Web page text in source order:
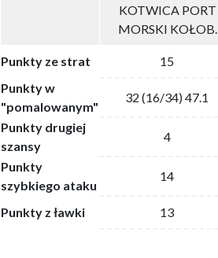
KOTWICA PORT
MORSKI KOŁOB.
Punkty ze strat 15
Punkty w
"pomalowanym"
32 (16/34) 47.1
Punkty drugiej
szansy
4
Punkty
szybkiego ataku
14
Punkty z ławki 13